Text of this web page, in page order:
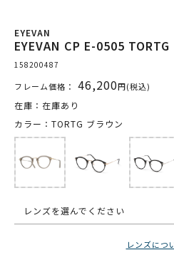
EYEVAN
EYEVAN CP E-0505
158200487
フレーム価格： 46,200円(税込)
在庫：在庫あり
カラー：TORTG ブラウン
レンズを選んでください
レンズにつ